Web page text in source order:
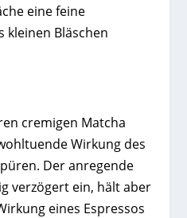
eine feine
kleinen Bläschen
cremigen Matcha
Wirkung des
Der anregende
verzögert ein, hält aber
eines Espressos